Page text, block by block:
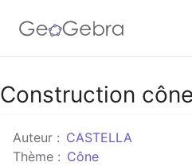
Google Classroom
Classe GeoGebra
Construction
Auteur : CASTELLA
Thème : Cône